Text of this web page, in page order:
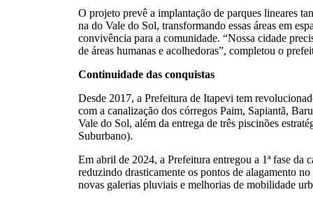
O projeto prevê a implantação de parques lineares
na do Vale do Sol, transformando essas áreas em
convivência para a comunidade. “Nossa cidade
de áreas humanas e acolhedoras”, completou o
Continuidade das conquistas
Desde 2017, a Prefeitura de Itapevi tem
com a canalização dos córregos Paim, Sapiantã,
Vale do Sol, além da entrega de três piscinões
Suburbano).
Em abril de 2024, a Prefeitura entregou a 1ª fase da
reduzindo drasticamente os pontos de alagamento
novas galerias pluviais e melhorias de mobilidade